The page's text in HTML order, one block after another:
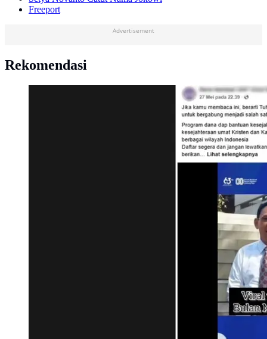
Freeport
Advertisement
Rekomendasi